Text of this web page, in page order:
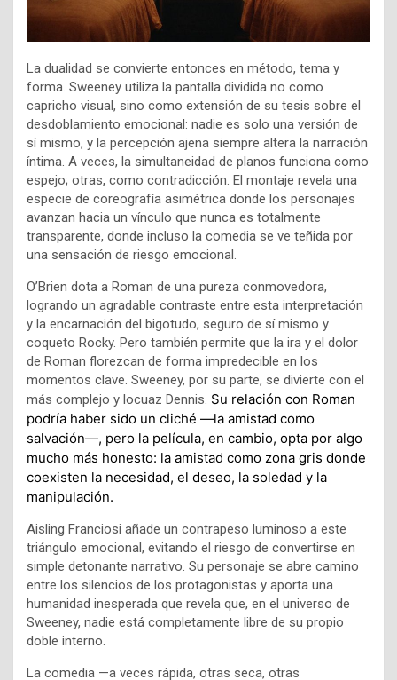
La dualidad se convierte entonces en método, tema y
forma. Sweeney utiliza la pantalla dividida no como
capricho visual, sino como extensión de su tesis sobre el
desdoblamiento emocional: nadie es solo una versión de
sí mismo, y la percepción ajena siempre altera la narración
íntima. A veces, la simultaneidad de planos funciona como
espejo; otras, como contradicción. El montaje revela una
especie de coreografía asimétrica donde los personajes
avanzan hacia un vínculo que nunca es totalmente
transparente, donde incluso la comedia se ve teñida por
una sensación de riesgo emocional.
O’Brien dota a Roman de una pureza conmovedora,
logrando un agradable contraste entre esta interpretación
y la encarnación del bigotudo, seguro de sí mismo y
coqueto Rocky. Pero también permite que la ira y el dolor
de Roman florezcan de forma impredecible en los
momentos clave. Sweeney, por su parte, se divierte con el
más complejo y locuaz Dennis. Su relación con Roman
podría haber sido un cliché —la amistad como
salvación—, pero la película, en cambio, opta por algo
mucho más honesto: la amistad como zona gris donde
coexisten la necesidad, el deseo, la soledad y la
manipulación.
Aisling Franciosi añade un contrapeso luminoso a este
triángulo emocional, evitando el riesgo de convertirse en
simple detonante narrativo. Su personaje se abre camino
entre los silencios de los protagonistas y aporta una
humanidad inesperada que revela que, en el universo de
Sweeney, nadie está completamente libre de su propio
doble interno.
La comedia —a veces rápida, otras seca, otras